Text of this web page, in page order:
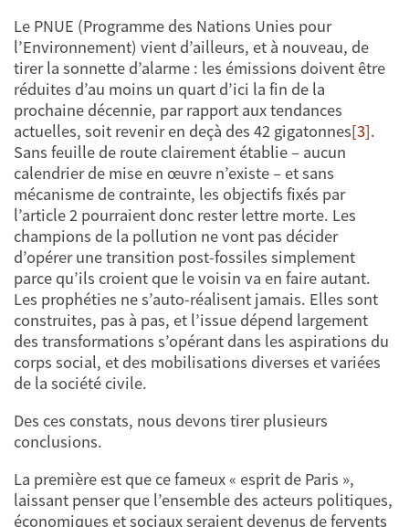
Le PNUE (Programme des Nations Unies pour
l’Environnement) vient d’ailleurs, et à nouveau, de
tirer la sonnette d’alarme : les émissions doivent être
réduites d’au moins un quart d’ici la fin de la
prochaine décennie, par rapport aux tendances
actuelles, soit revenir en deçà des 42 gigatonnes[3].
Sans feuille de route clairement établie – aucun
calendrier de mise en œuvre n’existe – et sans
mécanisme de contrainte, les objectifs fixés par
l’article 2 pourraient donc rester lettre morte. Les
champions de la pollution ne vont pas décider
d’opérer une transition post-fossiles simplement
parce qu’ils croient que le voisin va en faire autant.
Les prophéties ne s’auto-réalisent jamais. Elles sont
construites, pas à pas, et l’issue dépend largement
des transformations s’opérant dans les aspirations du
corps social, et des mobilisations diverses et variées
de la société civile.
Des ces constats, nous devons tirer plusieurs
conclusions.
La première est que ce fameux « esprit de Paris »,
laissant penser que l’ensemble des acteurs politiques,
économiques et sociaux seraient devenus de fervents